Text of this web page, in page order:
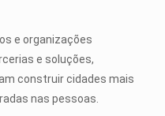
e organizações
e soluções,
construir cidades mais
nas pessoas.